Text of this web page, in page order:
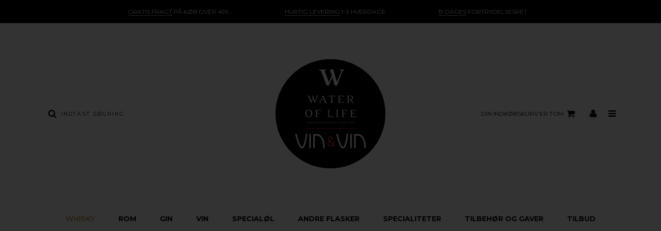
GRATIS FRAGTPÅ KØB OVER 499,- HURTIG LEVERING 1-3 HVERDAGE 15 DAGESFORTRYDELSESRET
DIN INDKØBSKURV ER TOM
WHISKY ROM GIN VIN SPECIALØL ANDRE FLASKER SPECIALITETER TILBEHØR OG GAVER TILBUD